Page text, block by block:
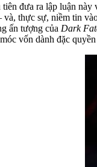
đưa ra lập luận
thực sự, niềm tin
ấn tượng của Dark
vốn dành đặc